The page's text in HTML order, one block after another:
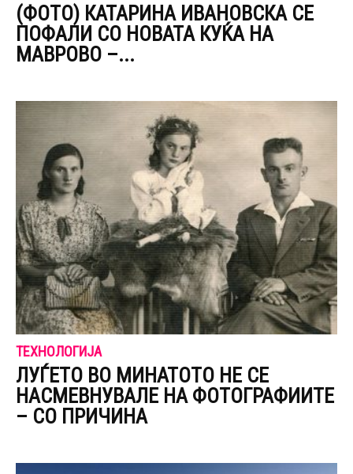
(ФОТО) КАТАРИНА ИВАНОВСКА СЕ
ПОФАЛИ СО НОВАТА КУЌА НА
МАВРОВО –...
ТЕХНОЛОГИЈА
ЛУЃЕТО ВО МИНАТОТО НЕ СЕ
НАСМЕВНУВАЛЕ НА ФОТОГРАФИИТЕ
– СО ПРИЧИНА